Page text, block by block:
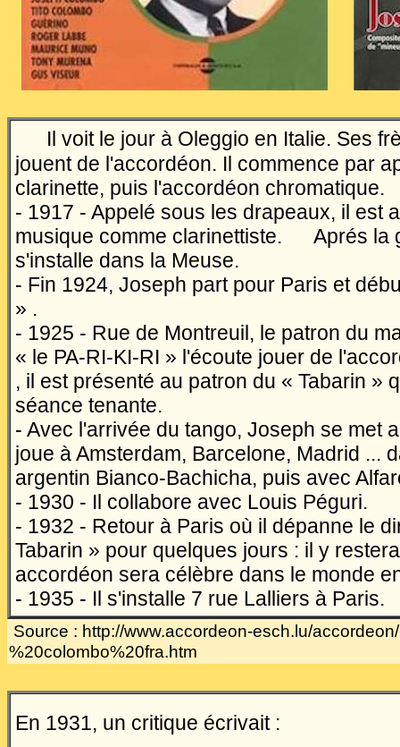
Il voit le jour à Oleggio en Italie. Ses
jouent de l'accordéon. Il commence par
clarinette, puis l'accordéon chromatique.
- 1917 - Appelé sous les drapeaux, il est
musique comme clarinettiste.
Aprés la
s'installe dans la Meuse.
- Fin 1924, Joseph part pour Paris et
» .
- 1925 - Rue de Montreuil, le patron du
« le PA-RI-KI-RI » l'écoute jouer de
, il est présenté au patron du « Tabarin »
séance tenante.
- Avec l'arrivée du tango, Joseph se met
joue à Amsterdam, Barcelone, Madrid ...
argentin Bianco-Bachicha, puis avec
- 1930 - Il collabore avec Louis Péguri.
- 1932 - Retour à Paris où il dépanne le
Tabarin » pour quelques jours : il y
accordéon sera célèbre dans le monde
- 1935 - Il s'installe 7 rue Lalliers à Paris.
Source : http://www.accordeon-esch.lu/
%20colombo%20fra.htm
En 1931, un critique écrivait :